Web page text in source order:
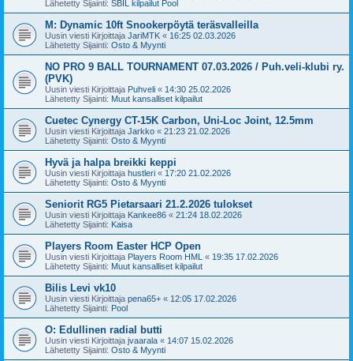
Lähetetty Sijainti: SBIL kilpailut Pool
M: Dynamic 10ft Snookerpöytä teräsvalleilla
Uusin viesti Kirjoittaja JariMTK « 16:25 02.03.2026
Lähetetty Sijainti: Osto & Myynti
NO PRO 9 BALL TOURNAMENT 07.03.2026 / Puh.veli-klubi ry.
(PVK)
Uusin viesti Kirjoittaja Puhveli « 14:30 25.02.2026
Lähetetty Sijainti: Muut kansalliset kilpailut
Cuetec Cynergy CT-15K Carbon, Uni-Loc Joint, 12.5mm
Uusin viesti Kirjoittaja Jarkko « 21:23 21.02.2026
Lähetetty Sijainti: Osto & Myynti
Hyvä ja halpa breikki keppi
Uusin viesti Kirjoittaja hustleri « 17:20 21.02.2026
Lähetetty Sijainti: Osto & Myynti
Seniorit RG5 Pietarsaari 21.2.2026 tulokset
Uusin viesti Kirjoittaja Kankee86 « 21:24 18.02.2026
Lähetetty Sijainti: Kaisa
Players Room Easter HCP Open
Uusin viesti Kirjoittaja Players Room HML « 19:35 17.02.2026
Lähetetty Sijainti: Muut kansalliset kilpailut
Bilis Levi vk10
Uusin viesti Kirjoittaja pena65+ « 12:05 17.02.2026
Lähetetty Sijainti: Pool
O: Edullinen radial butti
Uusin viesti Kirjoittaja jvaarala « 14:07 15.02.2026
Lähetetty Sijainti: Osto & Myynti